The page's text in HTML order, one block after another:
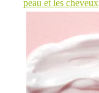
peau et les cheveux